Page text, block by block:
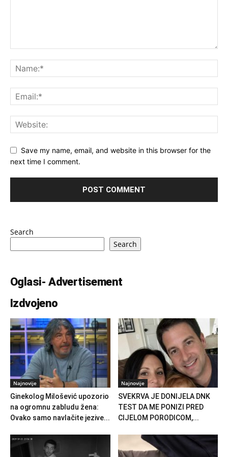
Save my name, email, and website in this browser for the
next time I comment.
Search
Search
Oglasi- Advertisement
Izdvojeno
Najnovije
Ginekolog Milošević upozorio
na ogromnu zabludu žena:
Ovako samo navlačite jezive...
Najnovije
SVEKRVA JE DONIJELA DNK
TEST DA ME PONIZI PRED
CIJELOM PORODICOM,...